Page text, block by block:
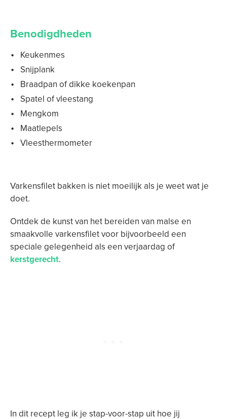
Benodigdheden
Keukenmes
Snijplank
Braadpan of dikke koekenpan
Spatel of vleestang
Mengkom
Maatlepels
Vleesthermometer
Varkensfilet bakken is niet moeilijk als je weet wat je
doet.
Ontdek de kunst van het bereiden van malse en
smaakvolle varkensfilet voor bijvoorbeeld een
speciale gelegenheid als een verjaardag of
kerstgerecht.
In dit recept leg ik je stap-voor-stap uit hoe jij